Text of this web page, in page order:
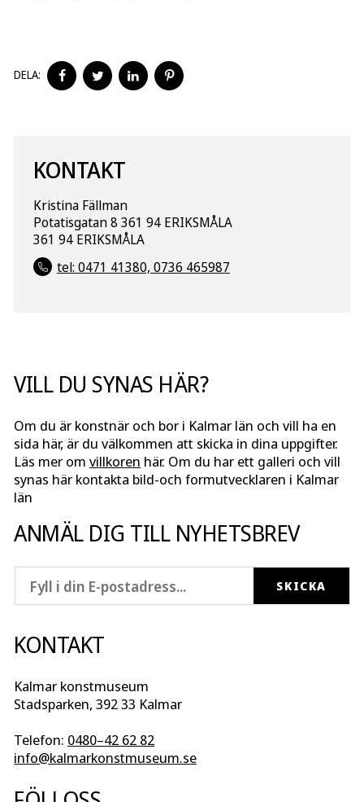
DELA:
DELA
PÅ
DELA
PÅ
DELA
PÅ
PÅ
KONTAKT
Kristina Fällman
Potatisgatan 8 361 94 ERIKSMÅLA
361 94 ERIKSMÅLA
tel: 0471 41380, 0736 465987
VILL DU SYNAS HÄR?
Om du är konstnär och bor i Kalmar län och vill ha en
sida här, är du välkommen att skicka in dina uppgifter.
Läs mer om villkoren här. Om du har ett galleri och vill
synas här kontakta bild-och formutvecklaren i Kalmar
län
ANMÄL DIG TILL NYHETSBREV
KONTAKT
Kalmar konstmuseum
Stadsparken, 392 33 Kalmar
Telefon: 0480–42 62 82
info@kalmarkonstmuseum.se